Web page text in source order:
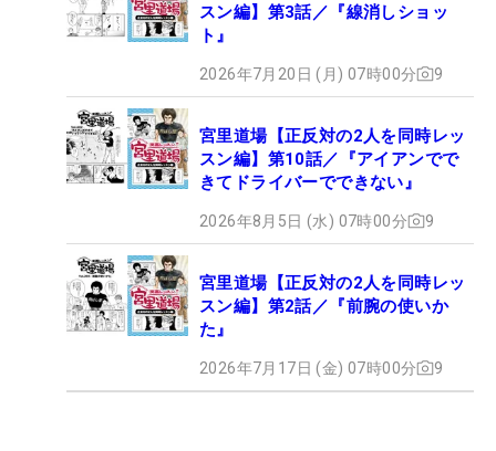
スン編】第3話／『線消しショッ
ト』
2026年7月20日 (月) 07時00分 9
宮里道場【正反対の2人を同時レッ
スン編】第10話／『アイアンでで
きてドライバーでできない』
2026年8月5日 (水) 07時00分 9
宮里道場【正反対の2人を同時レッ
スン編】第2話／『前腕の使いか
た』
2026年7月17日 (金) 07時00分 9